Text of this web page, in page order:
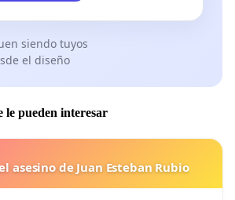
siendo tuyos
el diseño
le pueden interesar
asesino de Juan Esteban Rubio